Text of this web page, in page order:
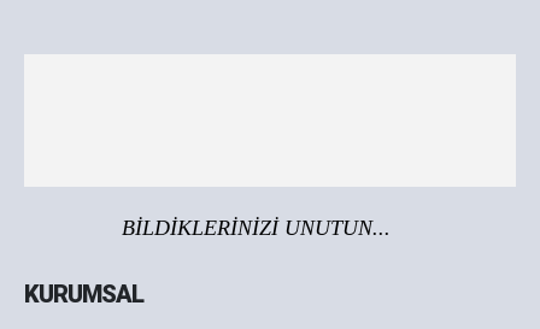
BİLDİKLERİNİZİ UNUTUN...
KURUMSAL